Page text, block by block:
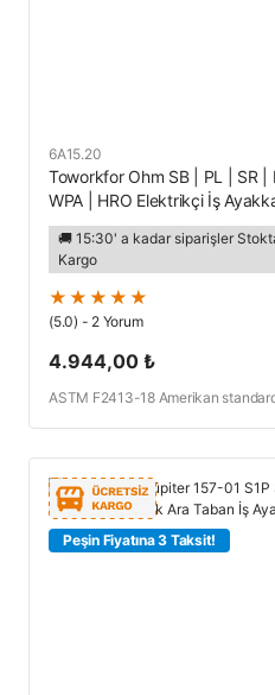
6A15.20
Toworkfor Ohm SB | PL | SR |
WPA | HRO Elektrikçi İş
🚚 15:30' a kadar siparişler
Kargo
(5.0) - 2 Yorum
4.944,00 ₺
ASTM F2413-18 Amerikan
Peşin Fiyatına 3 Taksit!